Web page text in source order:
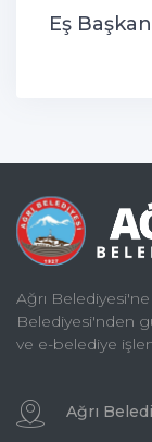
Eş
Ağrı
Belediyesi'nden
ve e-belediye
Ağrı